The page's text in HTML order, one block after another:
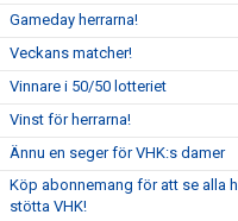
Gameday herrarna!
Veckans matcher!
Vinnare i 50/50 lotteriet
Vinst för herrarna!
Ännu en seger för VHK:s damer
Köp abonnemang för att se alla
stötta VHK!